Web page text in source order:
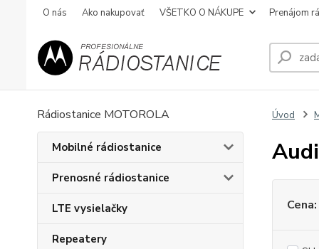
O nás Ako nakupovať VŠETKO O NÁKUPE Prenájom
Rádiostanice MOTOROLA
Mobilné rádiostanice
Prenosné rádiostanice
LTE vysielačky
Repeatery
Úvod
Cena: